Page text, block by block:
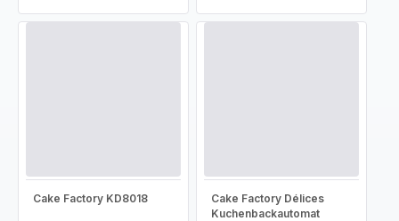
Cake Factory KD8018
Cake Factory Délices
Kuchenbackautomat